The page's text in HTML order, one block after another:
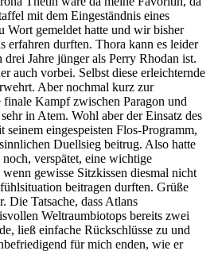
mit dem Eingeständnis eines
Wort gemeldet hatte und wir bisher
erfahren durften. Thora kann es leider
Jahre jünger als Perry Rhodan ist.
auch vorbei. Selbst diese erleichternde
Aber nochmal kurz zur
Kampf zwischen Paragon und
in Atem. Wohl aber der Einsatz des
eingespeisten Flos-Programm,
Duellsieg beitrug. Also hatte
verspätet, eine wichtige
gewisse Sitzkissen diesmal nicht
beitragen durften. Grüße
Die Tatsache, dass Atlans
Weltraumbiotops bereits zwei
ließ einfache Rückschlüsse zu und
für mich enden, wie er